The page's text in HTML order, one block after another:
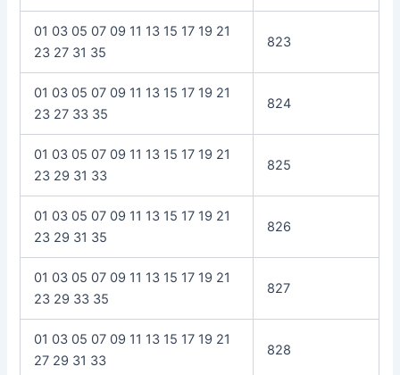
01 03 05 07 09 11 13 15 17 19 21
23 27 31 35
823
01 03 05 07 09 11 13 15 17 19 21
23 27 33 35
824
01 03 05 07 09 11 13 15 17 19 21
23 29 31 33
825
01 03 05 07 09 11 13 15 17 19 21
23 29 31 35
826
01 03 05 07 09 11 13 15 17 19 21
23 29 33 35
827
01 03 05 07 09 11 13 15 17 19 21
27 29 31 33
828